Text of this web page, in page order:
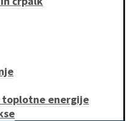
toplotne energije